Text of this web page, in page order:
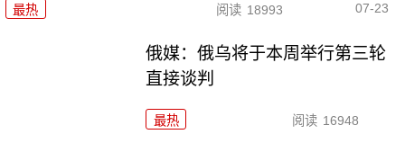
最热 阅读 18993 07-23
俄媒：俄乌将于本周举行第三轮
直接谈判
最热 阅读 16948